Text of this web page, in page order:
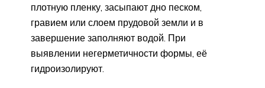
плотную пленку, засыпают дно песком,
гравием или слоем прудовой земли и в
завершение заполняют водой. При
выявлении негерметичности формы, её
гидроизолируют.